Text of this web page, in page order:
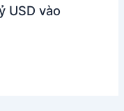
USD vào